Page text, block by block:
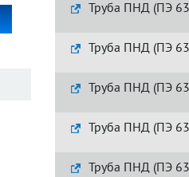
Труба ПНД (ПЭ
Труба ПНД (ПЭ
Труба ПНД (ПЭ
Труба ПНД (ПЭ
Труба ПНД (ПЭ